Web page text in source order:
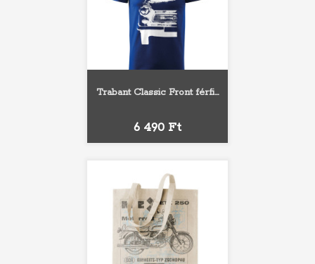
Trabant Classic Front férfi...
Ár
6 490 Ft